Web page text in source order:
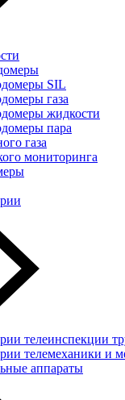
SIL
газа
жидкости
пара
газа
мониторинга
телеинспекции
телемеханики и
аппараты